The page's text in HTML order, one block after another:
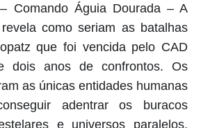
Comando Águia Dourada – A
como seriam as batalhas
que foi vencida pelo CAD
dois anos de confrontos. Os
as únicas entidades humanas
adentrar os buracos
e universos paralelos,